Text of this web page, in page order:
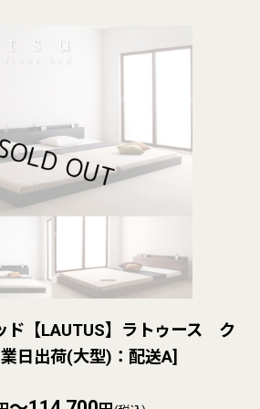
ド【LAUTUS】ラトゥース ク
日出荷(大型)：配送A]